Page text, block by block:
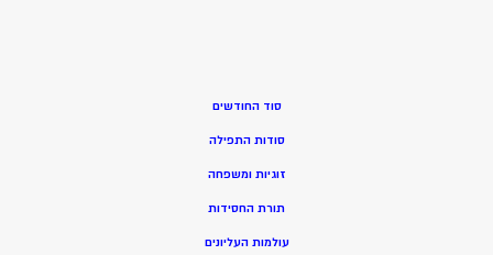
סוד החודשים
סודות התפילה
זוגיות ומשפחה
תורת החסידות
עולמות העליונים